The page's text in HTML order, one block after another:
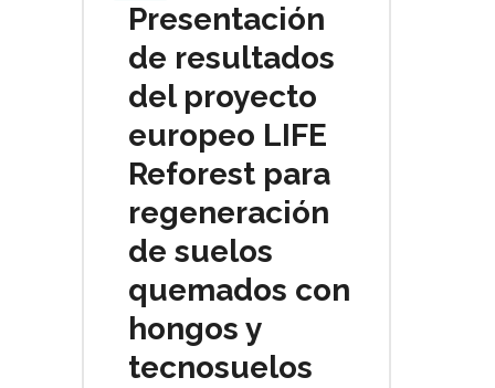
Presentación
de resultados
del proyecto
europeo LIFE
Reforest para
regeneración
de suelos
quemados con
hongos y
tecnosuelos